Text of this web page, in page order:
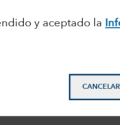
y aceptado la
CANCELAR